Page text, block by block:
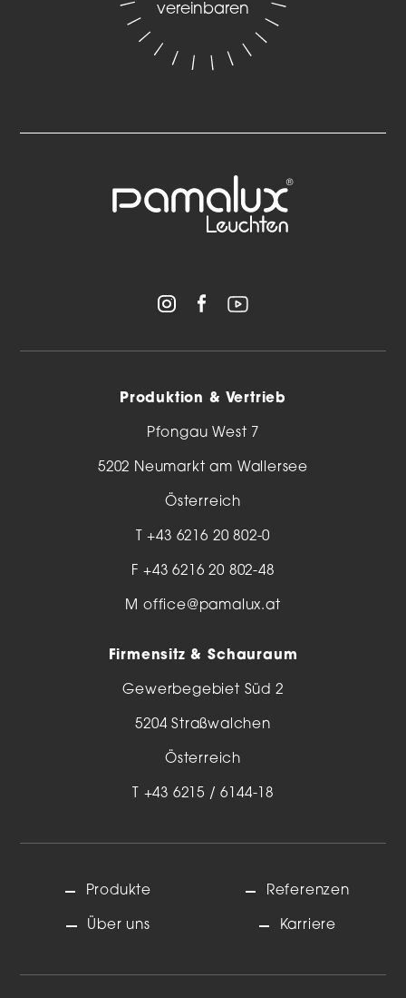
vereinbaren
Produktion & Vertrieb
Pfongau West 7
5202 Neumarkt am Wallersee
Österreich
T+43 6216 20 802-0
F +43 6216 20 802-48
M office@pamalux.at
Firmensitz & Schauraum
Gewerbegebiet Süd 2
5204 Straßwalchen
Österreich
T +43 6215 / 6144-18
Produkte
Über uns
Referenzen
Karriere